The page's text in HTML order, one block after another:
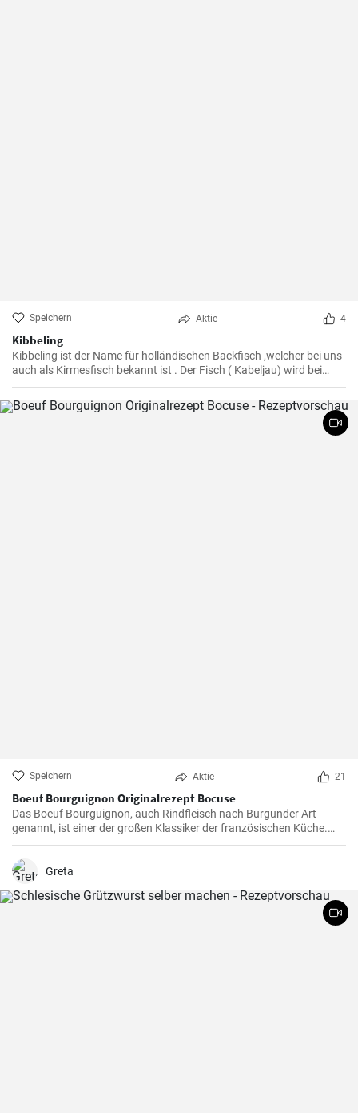
Speichern Aktie 4
Kibbeling
Kibbeling ist der Name für holländischen Backfisch ,welcher bei uns
auch als Kirmesfisch bekannt ist . Der Fisch ( Kabeljau) wird bei
diesem Rezept in heißem Öl fritiert bis er eine knusprike Kruste hat .
Speichern Aktie 21
Boeuf Bourguignon Originalrezept Bocuse
Das Boeuf Bourguignon, auch Rindfleisch nach Burgunder Art
genannt, ist einer der großen Klassiker der französischen Küche.
Das Rezept stammt aus dem Burgund, der Heimat des berühmten
gleichnamigen Rotweins, wo das Rindfleisch langsam gegart wird.
Greta